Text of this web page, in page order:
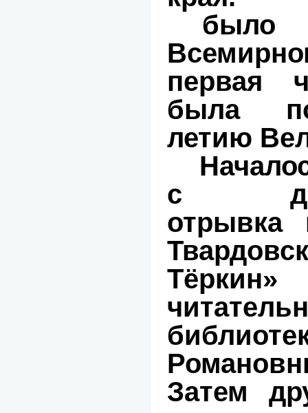
было
первая
была
летию
с
Тёркин»
Затем